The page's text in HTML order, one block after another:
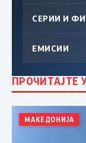
СЕРИИ И
ЕМИСИИ
ПРОЧИТАЈТЕ
МАКЕДОНИЈА